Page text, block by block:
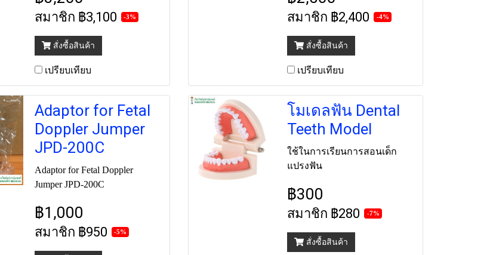
สมาชิก ฿3,100 -3%
สั่งซื้อสินค้า
เปรียบเทียบ
สมาชิก ฿2,400 -4%
สั่งซื้อสินค้า
เปรียบเทียบ
Adaptor for Fetal
Doppler Jumper
JPD-200C
Adaptor for Fetal Doppler
Jumper JPD-200C
฿1,000
สมาชิก ฿950 -5%
โมเดลฟัน Dental
Teeth Model
ใช้ในการเรียนการสอนเด็ก
แปรงฟัน
฿300
สมาชิก ฿280 -7%
สั่งซื้อสินค้า